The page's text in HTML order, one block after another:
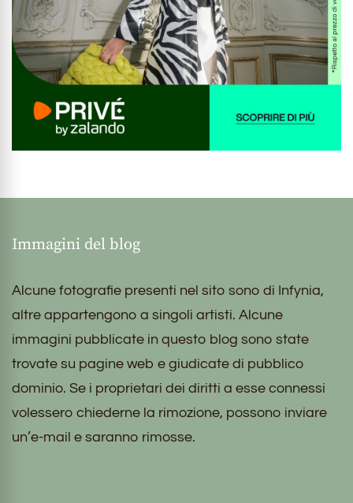
Immagini del blog
Alcune fotografie presenti nel sito sono di Infynia,
altre appartengono a singoli artisti. Alcune
immagini pubblicate in questo blog sono state
trovate su pagine web e giudicate di pubblico
dominio. Se i proprietari dei diritti a esse connessi
volessero chiederne la rimozione, possono inviare
un’e-mail e saranno rimosse.